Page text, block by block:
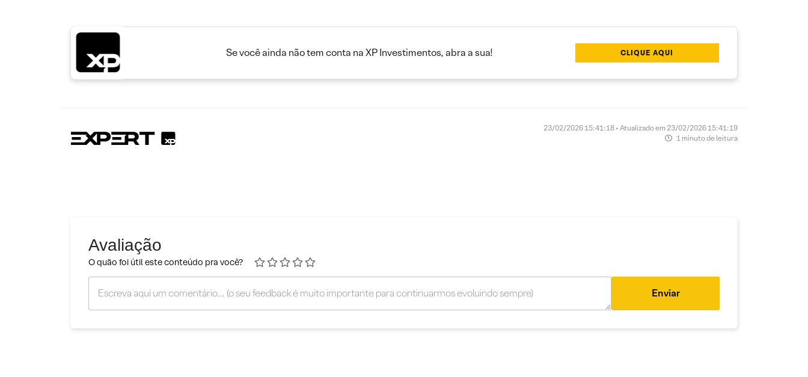
Se você ainda não tem conta na XP Investimentos, abra a sua! CLIQUE AQUI
23/02/2026 15:41:18 • Atualizado em 23/02/2026 15:41:19
1 minuto de leitura
Avaliação
O quão foi útil este conteúdo pra você?
Enviar